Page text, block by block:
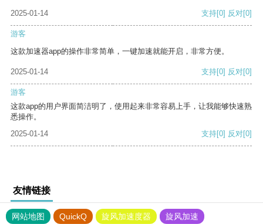
2025-01-14 支持[0] 反对[0]
游客
这款加速器app的操作非常简单，一键加速就能开启，非常方便。
2025-01-14 支持[0] 反对[0]
游客
这款app的用户界面简洁明了，使用起来非常容易上手，让我能够快速熟
悉操作。
2025-01-14
支持[0] 反对[0]
友情链接
网站地图 QuickQ 旋风加速度器
旋风加速